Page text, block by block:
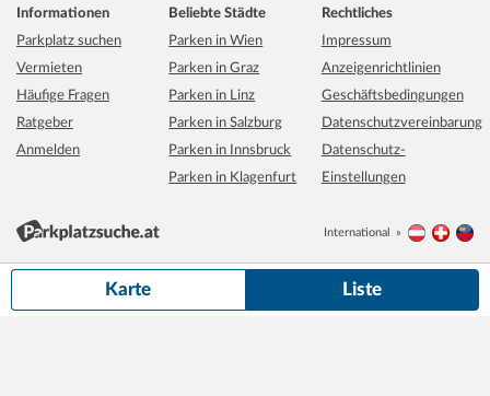
Informationen
Parkplatz suchen
Vermieten
Häufige Fragen
Ratgeber
Anmelden
Beliebte Städte
Parken in Wien
Parken in Graz
Parken in Linz
Parken in Salzburg
Parken in Innsbruck
Parken in Klagenfurt
Rechtliches
Impressum
Anzeigenrichtlinien
Geschäftsbedingungen
Datenschutzvereinbarung
Datenschutz-
Einstellungen
International Österreich
Karte Liste